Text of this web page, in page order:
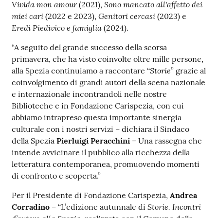
Vivida mon amour(2021), Sono mancato all'affetto dei
miei cari (2022 e 2023), Genitori cercasi (2023) e
Eredi Piedivico e famiglia (2024).
“A seguito del grande successo della scorsa
primavera, che ha visto coinvolte oltre mille persone,
alla Spezia continuiamo a raccontare “Storie” grazie al
coinvolgimento di grandi autori della scena nazionale
e internazionale incontrandoli nelle nostre
Biblioteche e in Fondazione Carispezia, con cui
abbiamo intrapreso questa importante sinergia
culturale con i nostri servizi – dichiara il Sindaco
della Spezia Pierluigi Peracchini – Una rassegna che
intende avvicinare il pubblico alla ricchezza della
letteratura contemporanea, promuovendo momenti
di confronto e scoperta.”
Per il Presidente di Fondazione Carispezia, Andrea
Corradino – “L’edizione autunnale di Storie. Incontri